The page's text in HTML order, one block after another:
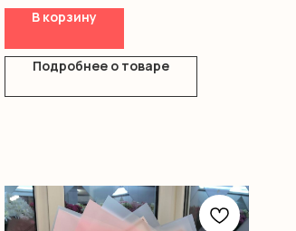
В корзину
Подробнее о товаре